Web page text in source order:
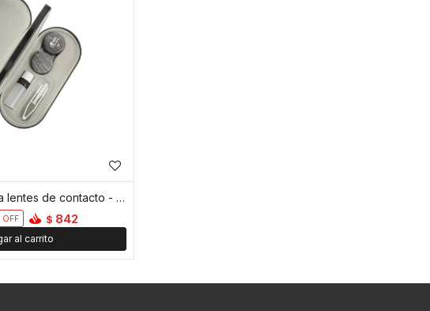
Estuche rigido para lentes de contacto - Negro
$ 842